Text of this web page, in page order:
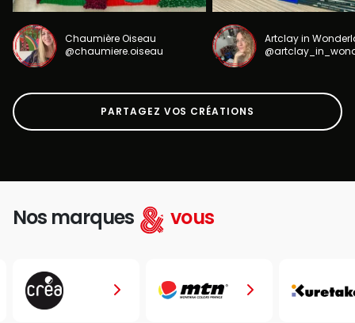
Chaumière Oiseau
@chaumiere.oiseau
Artclay in
PARTAGEZ VOS CRÉATIONS
Nos marques vous